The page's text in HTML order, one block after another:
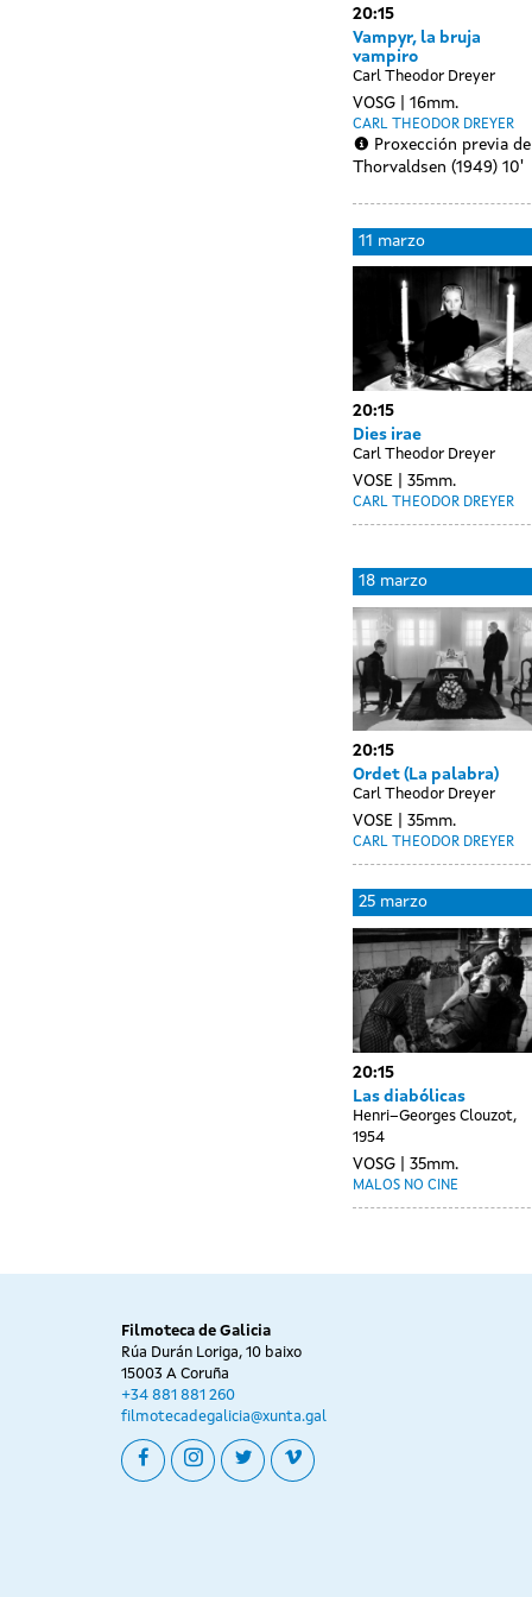
20:15
Vampyr, la bruja
vampiro
Carl Theodor Dreyer
VOSG 16mm.
CARL THEODOR DREYER
Proxección previa de
Thorvaldsen (1949) 10'
11 marzo
20:15
Dies irae
Carl Theodor Dreyer
VOSE 35mm.
CARL THEODOR DREYER
18 marzo
20:15
Ordet (La palabra)
Carl Theodor Dreyer
VOSE 35mm.
CARL THEODOR DREYER
25 marzo
20:15
Las diabólicas
Henri–Georges Clouzot,
1954
VOSG 35mm.
MALOS NO CINE
Filmoteca de Galicia
Rúa Durán Loriga, 10 baixo
15003 A Coruña
+34 881 881 260
filmotecadegalicia@xunta.gal
facebookinstagram
twittervimeo